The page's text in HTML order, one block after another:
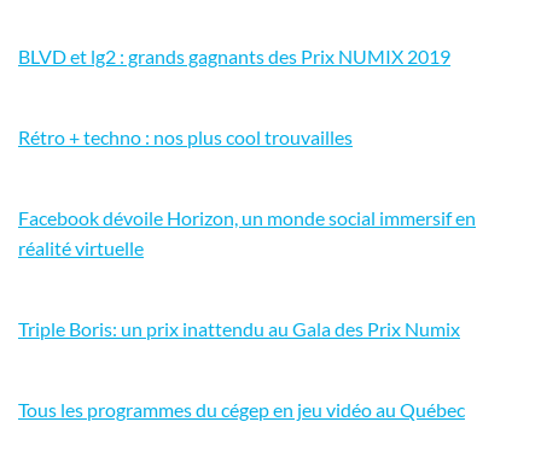
BLVD et lg2 : grands gagnants des Prix NUMIX 2019
Rétro + techno : nos plus cool trouvailles
Facebook dévoile Horizon, un monde social immersif en
réalité virtuelle
Triple Boris: un prix inattendu au Gala des Prix Numix
Tous les programmes du cégep en jeu vidéo au Québec